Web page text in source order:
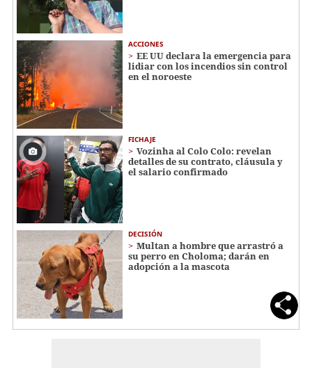
ACCIONES
EE UU declara la emergencia para
lidiar con los incendios sin control
en el noroeste
FICHAJE
Vozinha al Colo Colo: revelan
detalles de su contrato, cláusula y
el salario confirmado
DECISIÓN
Multan a hombre que arrastró a
su perro en Choloma; darán en
adopción a la mascota